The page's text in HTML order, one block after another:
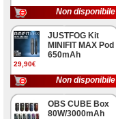
Non disponibile
29,90€
JUSTFOG Kit
MINIFIT MAX Pod
650mAh
Non disponibile
OBS CUBE Box
80W/3000mAh